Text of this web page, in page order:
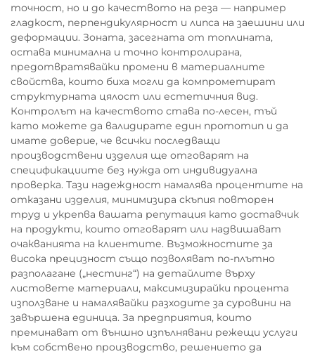
точност, но и до качеството на реза — например
гладкост, перпендикулярност и липса на заешини или
деформации. Зоната, засегната от топлината,
остава минимална и точно контролирана,
предотвратявайки промени в материалните
свойства, които биха могли да компрометират
структурната цялост или естетичния вид.
Контролът на качеството става по-лесен, тъй
като можете да валидирате един прототип и да
имате доверие, че всички последващи
производствени изделия ще отговарят на
спецификациите без нужда от индивидуална
проверка. Тази надеждност намалява процентите на
отказани изделия, минимизира скъпия повторен
труд и укрепва вашата репутация като доставчик
на продукти, които отговарят или надвишават
очакванията на клиентите. Възможностите за
висока прецизност също позволяват по-плътно
разполагане („нестинг“) на детайлите върху
листовете материали, максимизирайки процента
използване и намалявайки разходите за суровини на
завършена единица. За предприятия, които
преминават от външно изпълнявани режещи услуги
към собствено производство, решението да